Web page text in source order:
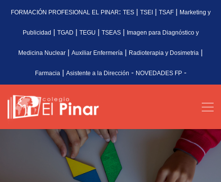
FORMACIÓN PROFESIONAL EL PINAR: TES| TSEI| TSAF| Marketing y
Publicidad | TGAD | TEGU | TSEAS| Imagen para Diagnóstico y
Medicina Nuclear | Auxiliar Enfermería | Radioterapia y Dosimetria |
Farmacia | Asistente a la Dirección - NOVEDADES FP-